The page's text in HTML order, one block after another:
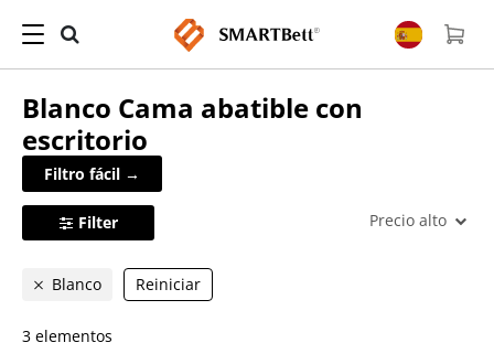
Blanco Cama abatible con
escritorio
Filtro fácil →
Filter Precio alto
Blanco Reiniciar
3 elementos